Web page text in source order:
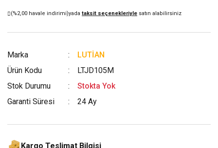
(%2,00 havale indirimi)yada taksit seçenekleriyle satın alabilirsiniz
Marka
LUTİAN
Ürün Kodu
LTJD105M
Stok Durumu
Stokta Yok
Garanti Süresi
24 Ay
Kargo Teslimat Bilgisi